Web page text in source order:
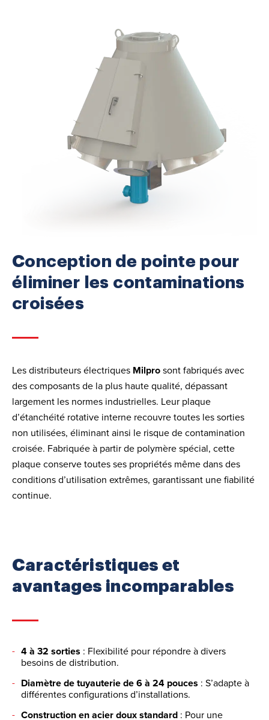
Conception de pointe pour
éliminer les contaminations
croisées
Les distributeurs électriques Milprosont fabriqués avec
des composants de la plus haute qualité, dépassant
largement les normes industrielles. Leur plaque
d’étanchéité rotative interne recouvre toutes les sorties
non utilisées, éliminant ainsi le risque de contamination
croisée. Fabriquée à partir de polymère spécial, cette
plaque conserve toutes ses propriétés même dans des
conditions d’utilisation extrêmes, garantissant une fiabilité
continue.
Caractéristiques et
avantages incomparables
4 à 32 sorties : Flexibilité pour répondre à divers
besoins de distribution.
Diamètre de tuyauterie de 6 à 24 pouces : S’adapte à
différentes configurations d’installations.
Construction en acier doux standard : Pour une